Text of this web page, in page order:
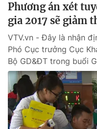
Phương án xét
gia 2017 sẽ giảm
VTV.vn - Đây là nhận
Phó Cục trưởng Cục
Bộ GD&ĐT trong buổi